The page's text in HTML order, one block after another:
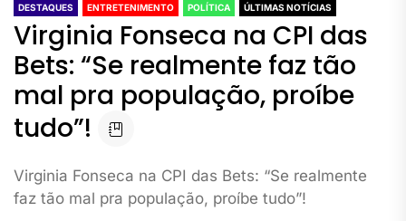
DESTAQUES ENTRETENIMENTO POLÍTICA ÚLTIMAS NOTÍCIAS
Virginia Fonseca na CPI das
Bets: “Se realmente faz tão
mal pra população, proíbe
tudo”!
Virginia Fonseca na CPI das Bets: “Se realmente
faz tão mal pra população, proíbe tudo”!